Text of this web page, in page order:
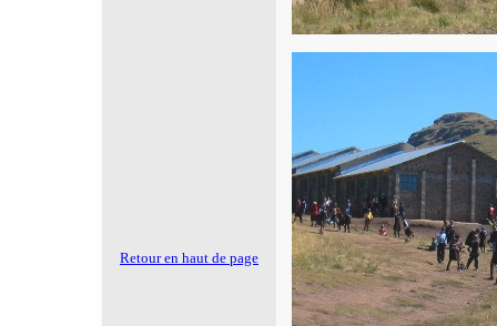
Retour en haut de page